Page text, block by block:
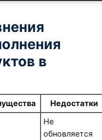
в
Недостатки
Не
обновляется